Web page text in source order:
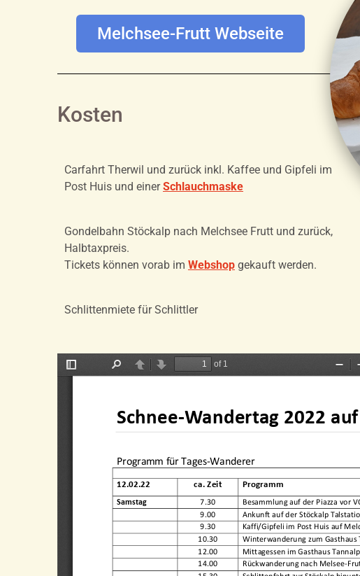
Melchsee-Frutt Webseite
Kosten
Carfahrt Therwil und zurück inkl. Kaffee und Gipfeli im
Post Huis und einerSchlauchmaske
Gondelbahn Stöckalp nach Melchsee Frutt und zurück,
Halbtaxpreis.
Tickets können vorab im Webshop gekauft werden.
Schlittenmiete für Schlittler